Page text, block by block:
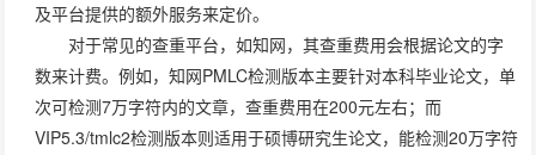
及平台提供的额外服务来定价。
对于常见的查重平台，如知网，其查重费用会根据论文的字
数来计费。例如，知网PMLC检测版本主要针对本科毕业论文，单
次可检测7万字符内的文章，查重费用在200元左右；而
VIP5.3/tmlc2检测版本则适用于硕博研究生论文，能检测20万字符